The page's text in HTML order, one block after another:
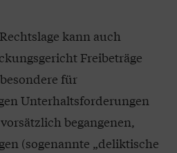
kann auch
Freibeträge
für
Unterhaltsforderungen
begangenen,
(sogenannte „deliktische